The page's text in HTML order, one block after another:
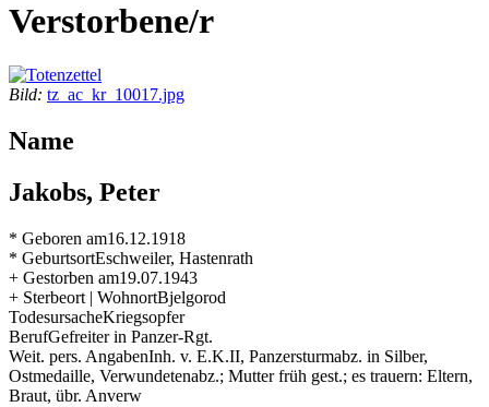
Verstorbene/r
Bild: tz_ac_kr_10017.jpg
Name
Jakobs, Peter
* Geboren am16.12.1918
* GeburtsortEschweiler, Hastenrath
+ Gestorben am19.07.1943
+ Sterbeort | WohnortBjelgorod
TodesursacheKriegsopfer
BerufGefreiter in Panzer-Rgt.
Weit. pers. AngabenInh. v. E.K.II, Panzersturmabz. in Silber,
Ostmedaille, Verwundetenabz.; Mutter früh gest.; es trauern: Eltern,
Braut, übr. Anverw